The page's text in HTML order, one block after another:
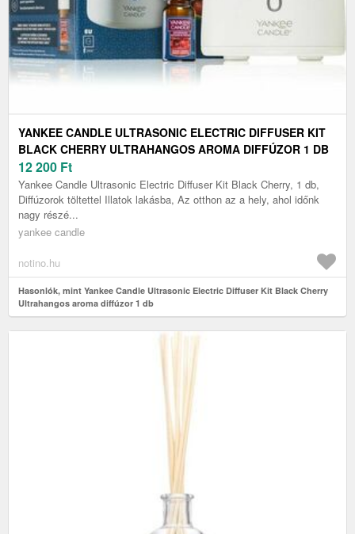
YANKEE CANDLE ULTRASONIC ELECTRIC DIFFUSER KIT
BLACK CHERRY ULTRAHANGOS AROMA DIFFÚZOR 1 DB
12 200 Ft
Yankee Candle Ultrasonic Electric Diffuser Kit Black Cherry, 1 db,
Diffúzorok töltettel Illatok lakásba, Az otthon az a hely, ahol időnk
nagy részé...
yankee candle
notino.hu
Hasonlók, mint Yankee Candle Ultrasonic Electric Diffuser Kit Black Cherry
Ultrahangos aroma diffúzor 1 db